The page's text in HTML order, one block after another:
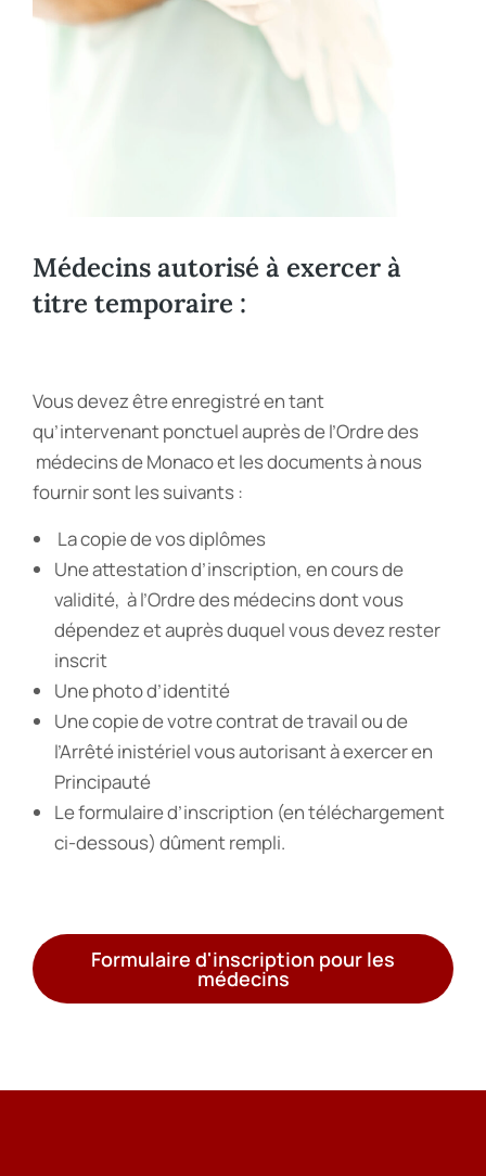
Médecins autorisé à exercer à
titre temporaire :
Vous devez être enregistré en tant
qu’intervenant ponctuel auprès de l’Ordre des
médecins de Monaco et les documents à nous
fournir sont les suivants :
La copie de vos diplômes
Une attestation d’inscription, en cours de
validité, à l’Ordre des médecins dont vous
dépendez et auprès duquel vous devez rester
inscrit
Une photo d’identité
Une copie de votre contrat de travail ou de
l’Arrêté inistériel vous autorisant à exercer en
Principauté
Le formulaire d’inscription (en téléchargement
ci-dessous) dûment rempli.
Formulaire d'inscription pour les
médecins